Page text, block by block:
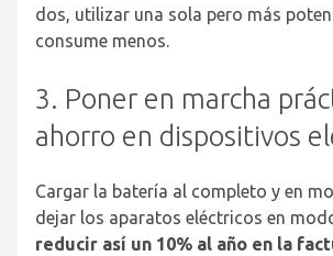
dos, utilizar una sola pero más
consume menos.
3. Poner en marcha
ahorro en dispositivos
Cargar la batería al completo y en
dejar los aparatos eléctricos en
reducir así un 10% al año en la